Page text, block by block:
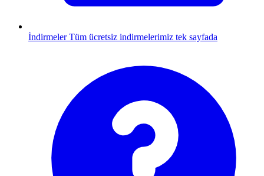
İndirmeler Tüm ücretsiz indirmelerimiz tek sayfada